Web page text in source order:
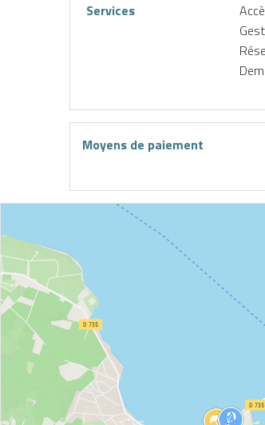
une
J’achète
mon
forfait
Services
Moyens de paiement